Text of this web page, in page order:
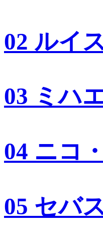
02 ルイ
03 ミハ
04 ニコ
05 セバ